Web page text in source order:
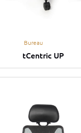
Bureau
tCentric UP